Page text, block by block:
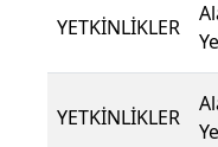
YETKİNLİKLER
YETKİNLİKLER